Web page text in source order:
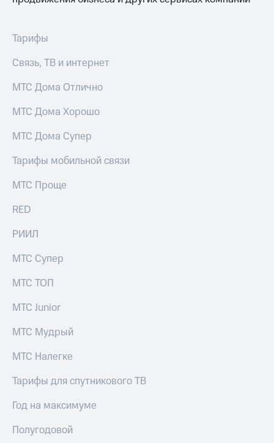
облигаций
Контакты
деловая этика
Тарифы
Связь, ТВ и интернет
МТС Дома Отлично
МТС Дома Хорошо
МТС Дома Супер
Тарифы мобильной связи
МТС Проще
RED
РИИЛ
МТС Супер
МТС ТОП
МТС Junior
МТС Мудрый
МТС Налегке
Тарифы для спутникового ТВ
Год на максимуме
Полугодовой